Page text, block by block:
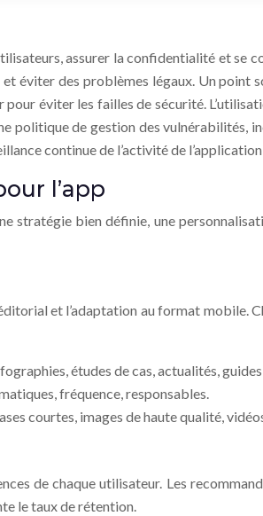
assurer la confidentialité et
éviter des problèmes légaux. Un
éviter les failles de sécurité.
politique de gestion des
continue de l’activité de
l’app
stratégie bien définie, une
et l’adaptation au format
études de cas, actualités,
fréquence, responsables.
courtes, images de haute qualité,
de chaque utilisateur. Les
le taux de rétention.